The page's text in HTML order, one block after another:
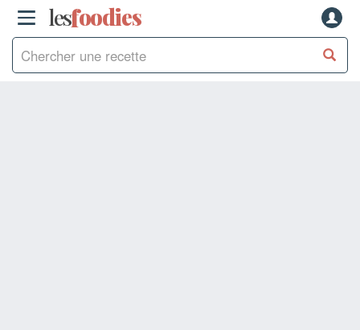
lesfoodies